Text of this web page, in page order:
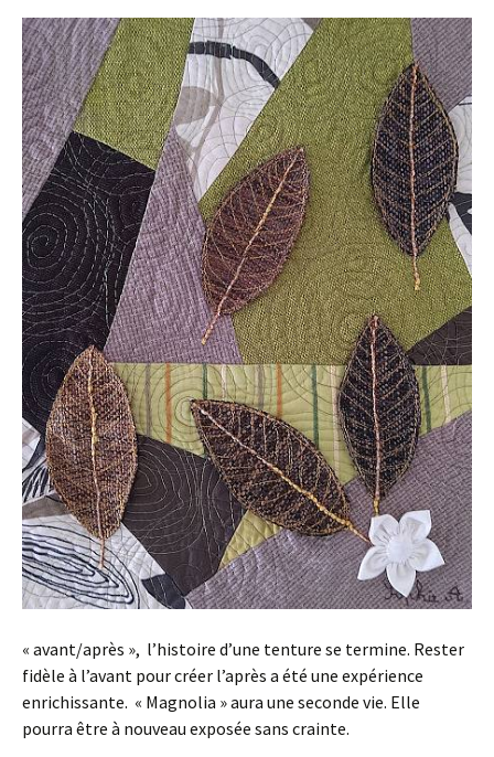
« avant/après », l’histoire d’une tenture se termine. Rester
fidèle à l’avant pour créer l’après a été une expérience
enrichissante. « Magnolia » aura une seconde vie. Elle
pourra être à nouveau exposée sans crainte.